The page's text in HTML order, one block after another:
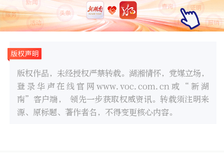
版权作品，未经授权严禁转载。湖湘情怀，党媒立场，
登录华声在线官网www.voc.com.cn或“新湖
南”客户端， 领先一步获取权威资讯。转载须注明来
源、原标题、著作者名，不得变更核心内容。